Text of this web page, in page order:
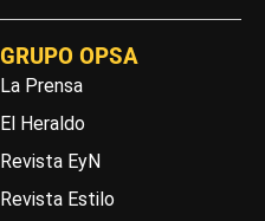
GRUPO OPSA
La Prensa
El Heraldo
Revista EyN
Revista Estilo